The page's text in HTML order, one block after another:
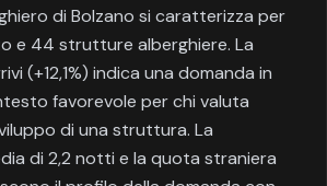
di Bolzano si caratterizza per
e 44 strutture alberghiere. La
(+12,1%) indica una domanda in
favorevole per chi valuta
di una struttura. La
di 2,2 notti e la quota straniera